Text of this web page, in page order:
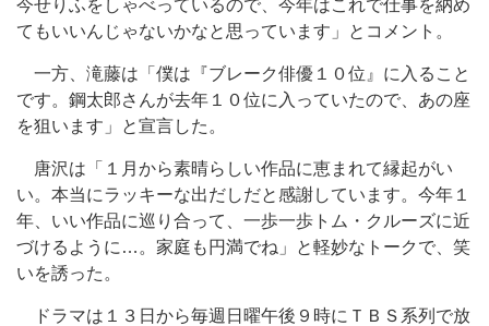
今せりふをしゃべっているので、今年はこれで仕事を納め
てもいいんじゃないかなと思っています」とコメント。
一方、滝藤は「僕は『ブレーク俳優１０位』に入ること
です。鋼太郎さんが去年１０位に入っていたので、あの座
を狙います」と宣言した。
唐沢は「１月から素晴らしい作品に恵まれて縁起がい
い。本当にラッキーな出だしだと感謝しています。今年１
年、いい作品に巡り合って、一歩一歩トム・クルーズに近
づけるように…。家庭も円満でね」と軽妙なトークで、笑
いを誘った。
ドラマは１３日から毎週日曜午後９時にＴＢＳ系列で放